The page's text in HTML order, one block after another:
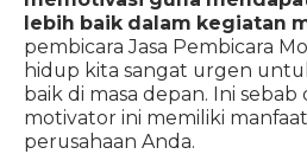
lebih baik dalam kegiatan
pembicara Jasa Pembicara
hidup kita sangat urgen
baik di masa depan. Ini sebab
motivator ini memiliki
perusahaan Anda.